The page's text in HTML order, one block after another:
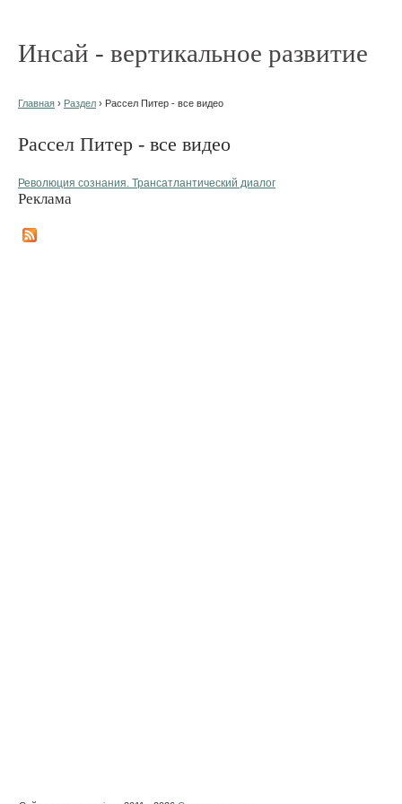
Инсай - вертикальное развитие
Главная › Раздел › Рассел Питер - все видео
Рассел Питер - все видео
Революция сознания. Трансатлантический диалог
Реклама